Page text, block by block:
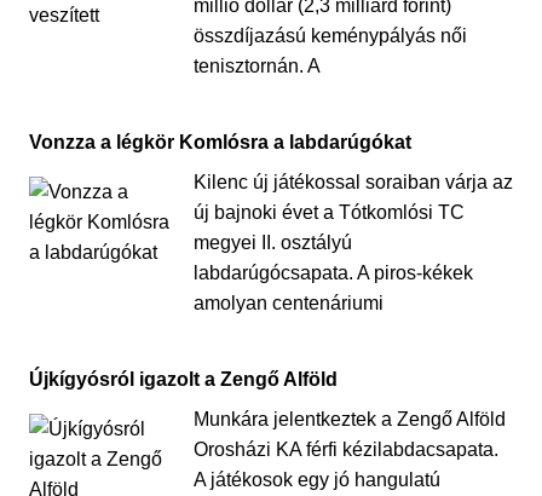
millió dollár (2,3 milliárd forint)
összdíjazású keménypályás női
tenisztornán. A
Vonzza a légkör Komlósra a labdarúgókat
Kilenc új játékossal soraiban várja az
új bajnoki évet a Tótkomlósi TC
megyei II. osztályú
labdarúgócsapata. A piros-kékek
amolyan centenáriumi
Újkígyósról igazolt a Zengő Alföld
Munkára jelentkeztek a Zengő Alföld
Orosházi KA férfi kézilabdacsapata.
A játékosok egy jó hangulatú